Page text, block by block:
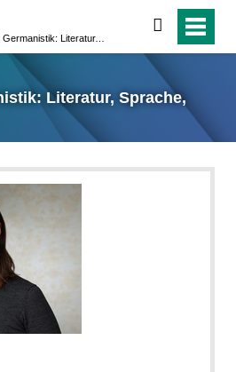
Institut für Germanistik: Literatur, Sprache, Medien
suchen
Literatur, Sprache,